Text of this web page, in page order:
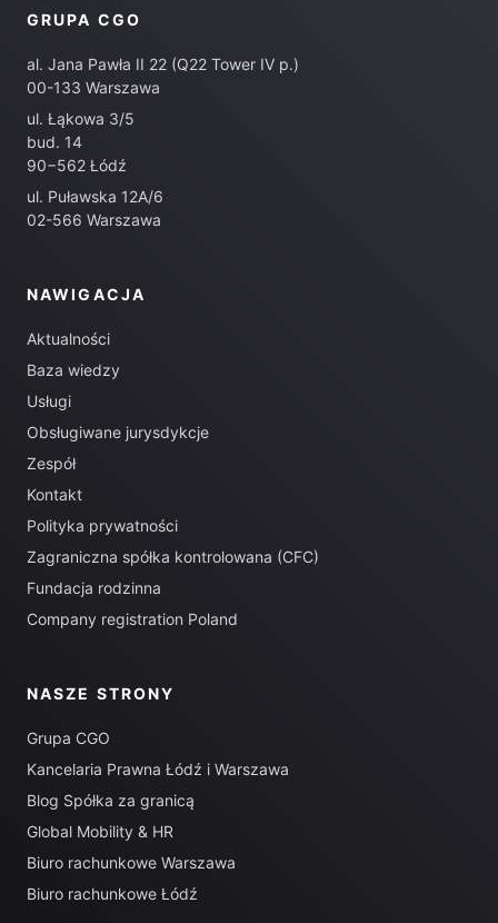
GRUPA CGO
al. Jana Pawła II 22 (Q22 Tower IV p.)
00-133 Warszawa
ul. Łąkowa 3/5
bud. 14
90−562 Łódź
ul. Puławska 12A/6
02-566 Warszawa
NAWIGACJA
Aktualności
Baza wiedzy
Usługi
Obsługiwane jurysdykcje
Zespół
Kontakt
Polityka prywatności
Zagraniczna spółka kontrolowana (CFC)
Fundacja rodzinna
Company registration Poland
NASZE STRONY
Grupa CGO
Kancelaria Prawna Łódź i Warszawa
Blog Spółka za granicą
Global Mobility & HR
Biuro rachunkowe Warszawa
Biuro rachunkowe Łódź